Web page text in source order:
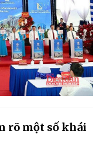
rõ một số khái